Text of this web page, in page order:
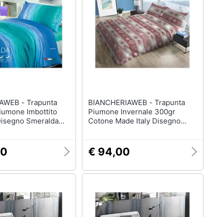
Divani
Divano letto
Comodini
Vedi tutti
Piscine
Piscine fuori terra
Vedi tutti
- Trapunta
Imbottito
Smeralda
BIANCHERIAWEB - Trapunta
Piumone Invernale 300gr
Cotone Made Italy Disegno
€ 94,00